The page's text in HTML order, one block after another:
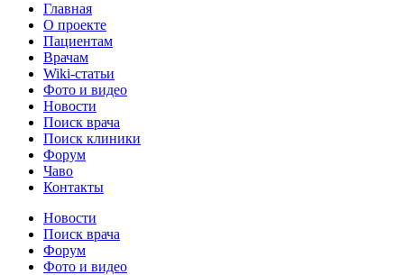
Главная
О проекте
Пациентам
Врачам
Wiki-статьи
Фото и видео
Новости
Поиск врача
Поиск клиники
Форум
Чаво
Контакты
Новости
Поиск врача
Форум
Фото и видео